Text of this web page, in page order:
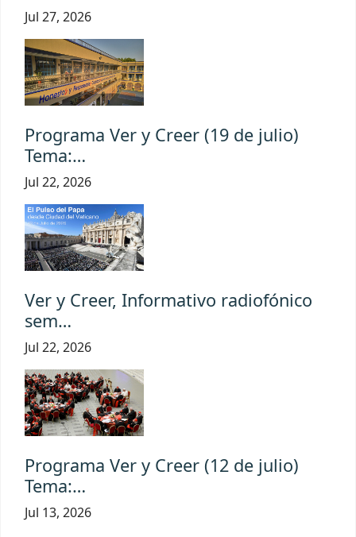
Jul 27, 2026
Programa Ver y Creer (19 de julio)
Tema:…
Jul 22, 2026
Ver y Creer, Informativo radiofónico
sem…
Jul 22, 2026
Programa Ver y Creer (12 de julio)
Tema:…
Jul 13, 2026